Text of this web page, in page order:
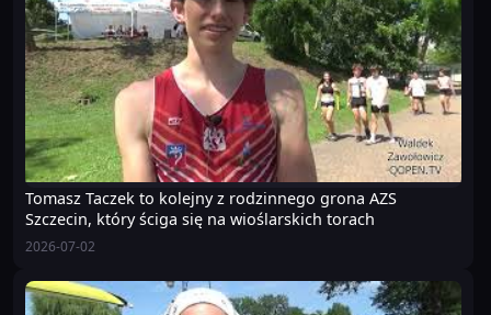
Tomasz Taczek to kolejny z rodzinnego grona AZS
Szczecin, który ściga się na wioślarskich torach
2026-07-02